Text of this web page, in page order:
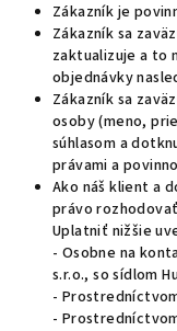
Zákazník je
Zákazník sa
zaktualizuje a to
objednávky
Zákazník sa
osoby (meno,
súhlasom a
právami a
Ako náš klient a
právo
Uplatniť nižšie
- Osobne na
s.r.o., so sídlom
-
-